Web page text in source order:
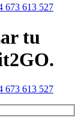
673 613 527
tu
673 613 527